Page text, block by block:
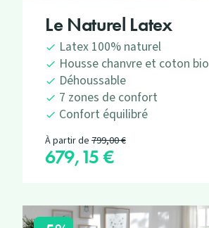
Le Naturel Latex
Latex 100% naturel
Housse chanvre et coton bio
Déhoussable
7 zones de confort
Confort équilibré
À partir dePrix de base
799,00 €
Prix
679,15 €